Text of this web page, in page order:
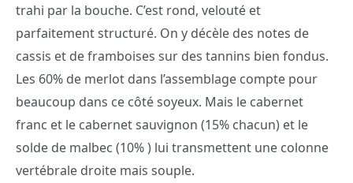
trahi par la bouche. C’est rond, velouté et
parfaitement structuré. On y décèle des notes de
cassis et de framboises sur des tannins bien fondus.
Les 60% de merlot dans l’assemblage compte pour
beaucoup dans ce côté soyeux. Mais le cabernet
franc et le cabernet sauvignon (15% chacun) et le
solde de malbec (10% ) lui transmettent une colonne
vertébrale droite mais souple.